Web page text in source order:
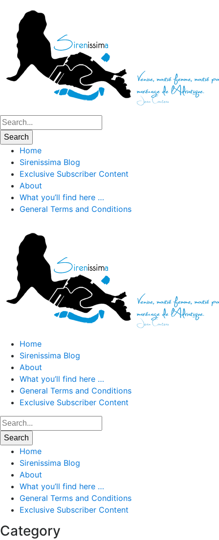
Home
Sirenissima Blog
Exclusive Subscriber Content
About
What you’ll find here …
General Terms and Conditions
Home
Sirenissima Blog
About
What you’ll find here …
General Terms and Conditions
Exclusive Subscriber Content
Home
Sirenissima Blog
About
What you’ll find here …
General Terms and Conditions
Exclusive Subscriber Content
Category